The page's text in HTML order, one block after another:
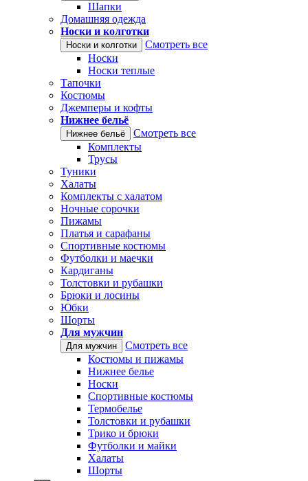
Шапки
Домашняя одежда
Носки и колготки
Носки и колготки
Смотреть все
Носки
Носки теплые
Тапочки
Костюмы
Джемперы и кофты
Нижнее бельё
Нижнее бельё
Смотреть все
Комплекты
Трусы
Туники
Халаты
Комплекты с халатом
Ночные сорочки
Пижамы
Платья и сарафаны
Спортивные костюмы
Футболки и маечки
Кардиганы
Толстовки и рубашки
Брюки и лосины
Юбки
Шорты
Для мужчин
Для мужчин
Смотреть все
Костюмы и пижамы
Нижнее белье
Носки
Спортивные костюмы
Термобелье
Толстовки и рубашки
Трико и брюки
Футболки и майки
Халаты
Шорты